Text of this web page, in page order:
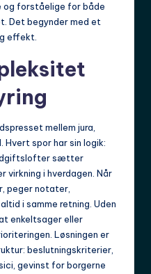
og forståelige for både
Det begynder med et
effekt.
mellem jura,
Hvert spor har sin logik:
sætter
virkning i hverdagen. Når
peger notater,
i samme retning. Uden
enkeltsager eller
Løsningen er
beslutningskriterier,
gevinst for borgerne